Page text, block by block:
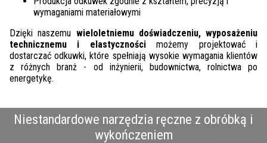
wymaganiami materiałowymi
Dzięki naszemu wieloletniemu doświadczeniu, wyposażeniu
technicznemu i elastycznościmożemy projektować i
dostarczać odkuwki, które spełniają wysokie wymagania klientów
z różnych branż - od inżynierii, budownictwa, rolnictwa po
energetykę.
Niestandardowe narzędzia ręczne z obróbką i
wykończeniem